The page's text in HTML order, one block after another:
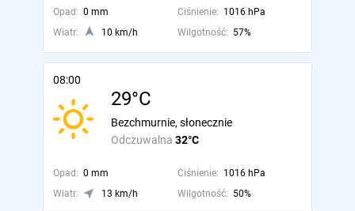
Opad: 0 mm Ciśnienie: 1016 hPa
Wiatr:
10 km/h Wilgotność: 57%
08:00
29°C
Odczuwalna 32°C
Bezchmurnie, słonecznie
Opad: 0 mm Ciśnienie: 1016 hPa
Wiatr:
13 km/h Wilgotność: 50%